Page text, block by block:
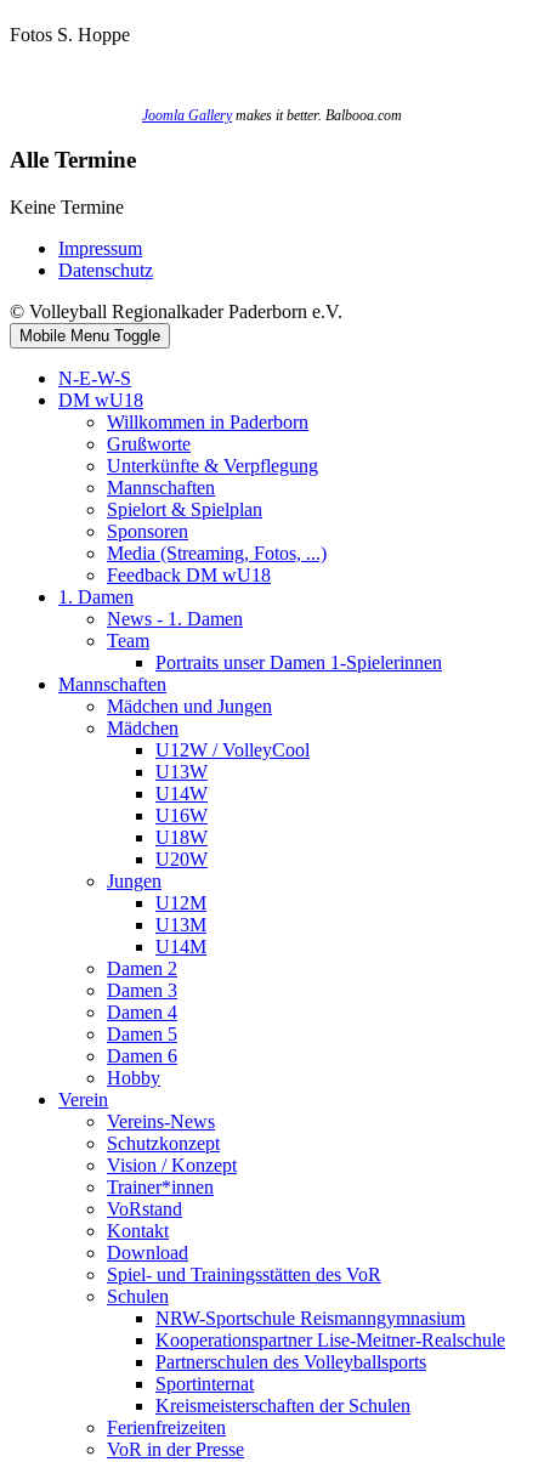
Fotos S. Hoppe
Joomla Gallerymakes it better. Balbooa.com
Alle Termine
Keine Termine
Impressum
Datenschutz
© Volleyball Regionalkader Paderborn e.V.
Mobile Menu Toggle
N-E-W-S
DM wU18
Willkommen in Paderborn
Grußworte
Unterkünfte & Verpflegung
Mannschaften
Spielort & Spielplan
Sponsoren
Media (Streaming, Fotos, ...)
Feedback DM wU18
1. Damen
News - 1. Damen
Team
Portraits unser Damen 1-Spielerinnen
Mannschaften
Mädchen und Jungen
Mädchen
U12W / VolleyCool
U13W
U14W
U16W
U18W
U20W
Jungen
U12M
U13M
U14M
Damen 2
Damen 3
Damen 4
Damen 5
Damen 6
Hobby
Verein
Vereins-News
Schutzkonzept
Vision / Konzept
Trainer*innen
VoRstand
Kontakt
Download
Spiel- und Trainingsstätten des VoR
Schulen
NRW-Sportschule Reismanngymnasium
Kooperationspartner Lise-Meitner-Realschule
Partnerschulen des Volleyballsports
Sportinternat
Kreismeisterschaften der Schulen
Ferienfreizeiten
VoR in der Presse